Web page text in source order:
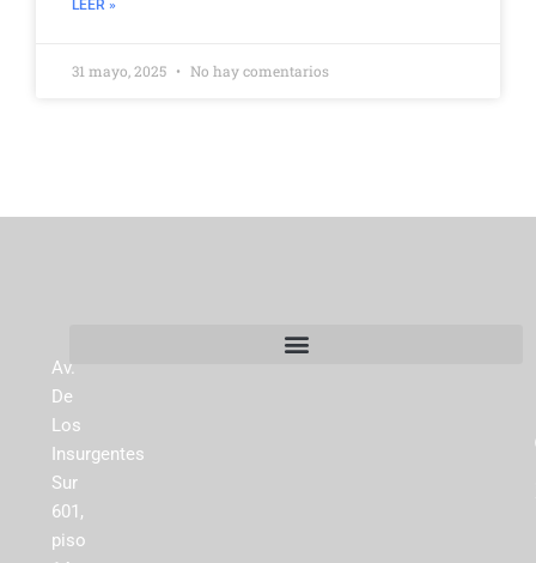
LEER »
31 mayo, 2025 No hay comentarios
Av.
De
Los
Insurgentes
Sur
601,
piso